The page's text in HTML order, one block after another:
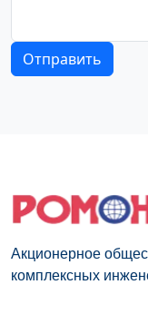
Отправить
Акционерное
комплексных